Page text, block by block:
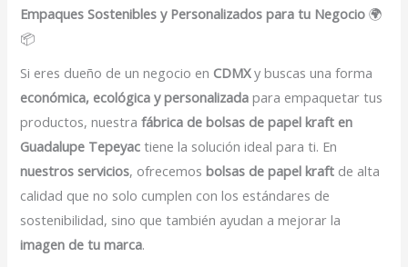
Empaques Sostenibles y Personalizados para tu Negocio 🌍
📦
Si eres dueño de un negocio en CDMXy buscas una forma
económica, ecológica y personalizada para empaquetar tus
productos, nuestrafábrica de bolsas de papel kraft en
Guadalupe Tepeyac tiene la solución ideal para ti. En
nuestros servicios, ofrecemosbolsas de papel kraft de alta
calidad que no solo cumplen con los estándares de
sostenibilidad, sino que también ayudan a mejorar la
imagen de tu marca.